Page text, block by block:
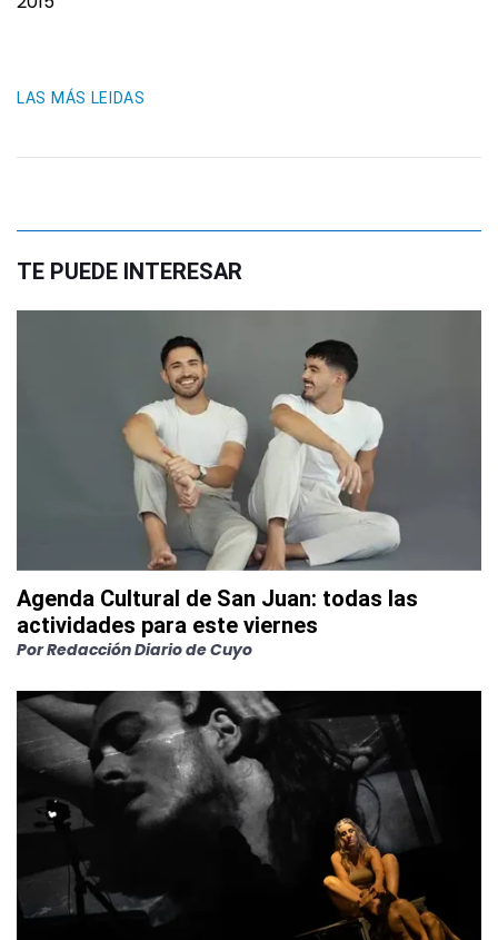
LAS MÁS LEIDAS
TE PUEDE INTERESAR
Agenda Cultural de San Juan: todas las
actividades para este viernes
PorRedacción Diario de Cuyo